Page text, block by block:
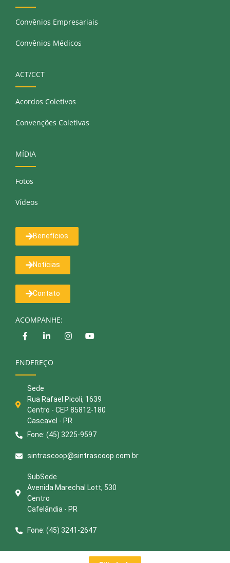
Convênios Empresariais
Convênios Médicos
ACT/CCT
Acordos Coletivos
Convenções Coletivas
MÍDIA
Fotos
Vídeos
Benefícios
Notícias
Contato
ACOMPANHE:
ENDEREÇO
Sede
Rua Rafael Picoli, 1639
Centro - CEP 85812-180
Cascavel - PR
Fone: (45) 3225-9597
sintrascoop@sintrascoop.com.br
SubSede
Avenida Marechal Lott, 530
Centro
Cafelândia - PR
Fone: (45) 3241-2647